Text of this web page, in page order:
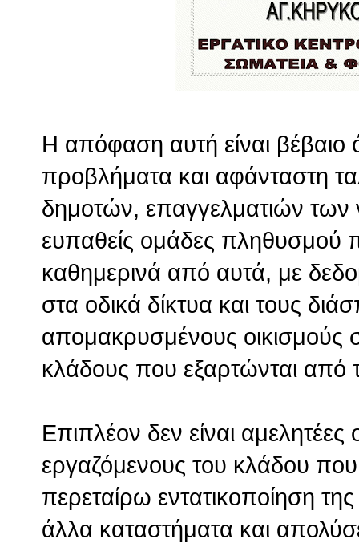
Η απόφαση αυτή είναι βέβαιο
προβλήματα και αφάνταστη
δημοτών, επαγγελματιών των
ευπαθείς ομάδες πληθυσμού
καθημερινά από αυτά, με
στα οδικά δίκτυα και τους
απομακρυσμένους οικισμούς
κλάδους που εξαρτώνται από
Επιπλέον δεν είναι αμελητέες
εργαζόμενους του κλάδου
περεταίρω εντατικοποίηση
άλλα καταστήματα και